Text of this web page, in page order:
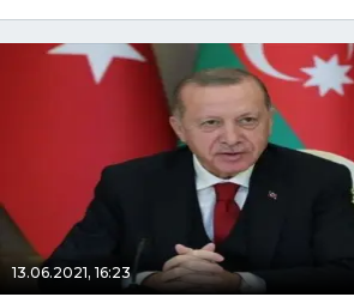
13.06.2021, 16:23